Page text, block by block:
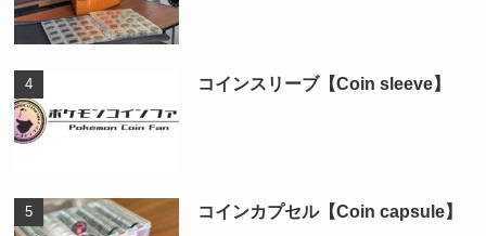
コインスリーブ【Coin sleeve】
コインカプセル【Coin capsule】